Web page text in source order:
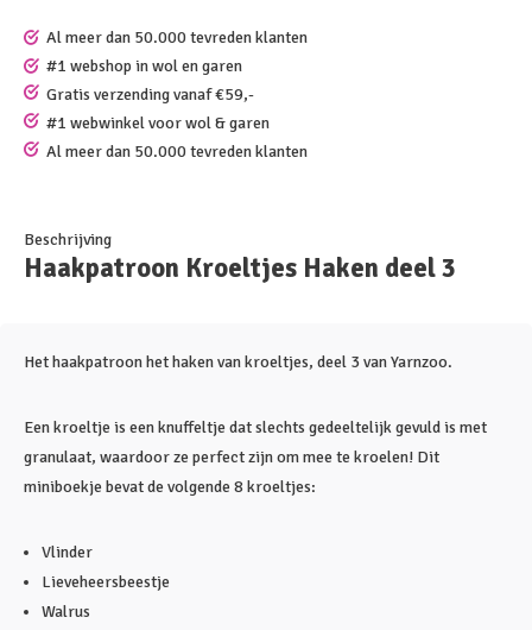
Al meer dan 50.000 tevreden klanten
#1 webshop in wol en garen
Gratis verzending vanaf €59,-
#1 webwinkel voor wol & garen
Al meer dan 50.000 tevreden klanten
Beschrijving
Haakpatroon Kroeltjes Haken deel 3
Het haakpatroon het haken van kroeltjes, deel 3 van Yarnzoo.
Een kroeltje is een knuffeltje dat slechts gedeeltelijk gevuld is met
granulaat, waardoor ze perfect zijn om mee te kroelen! Dit
miniboekje bevat de volgende 8 kroeltjes:
Vlinder
Lieveheersbeestje
Walrus